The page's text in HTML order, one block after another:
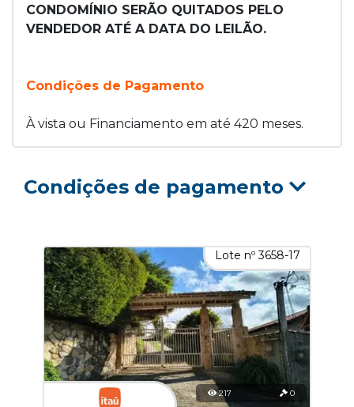
CONDOMÍNIO SERÃO QUITADOS PELO
VENDEDOR ATÉ A DATA DO LEILÃO.
Condições de Pagamento
À vista ou Financiamento em até 420 meses.
Condições de pagamento
Lote nº 3658-17
217 0